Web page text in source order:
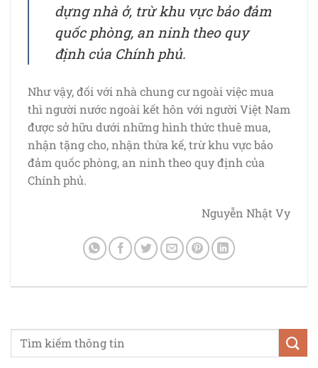
dựng nhà ở, trừ khu vực bảo đảm
quốc phòng, an ninh theo quy
định của Chính phủ.
Như vậy, đối với nhà chung cư ngoài việc mua
thì người nước ngoài kết hôn với người Việt Nam
được sở hữu dưới những hình thức thuê mua,
nhận tặng cho, nhận thừa kế, trừ khu vực bảo
đảm quốc phòng, an ninh theo quy định của
Chính phủ.
Nguyễn Nhật Vy